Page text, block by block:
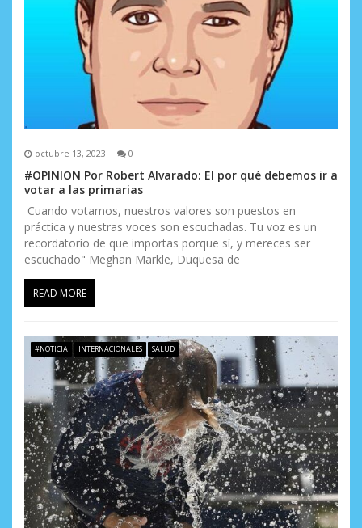
s
octubre 13, 2023 0
#OPINION Por Robert Alvarado: El por qué debemos ir a
votar a las primarias
Cuando votamos, nuestros valores son puestos en
práctica y nuestras voces son escuchadas. Tu voz es un
recordatorio de que importas porque sí, y mereces ser
escuchado" Meghan Markle, Duquesa de
READ MORE
#NOTICIA INTERNACIONALES SALUD